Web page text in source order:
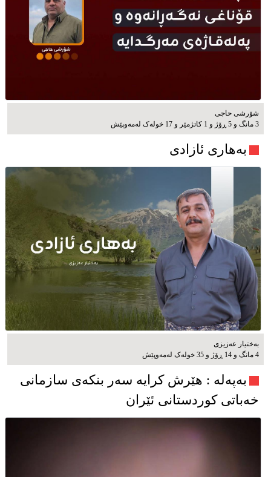
شۆرشی حاجی
3 مانگ و 5 ڕۆژ و 1 کاتژمێر و 17 خوله‌ک له‌مه‌وپێش‌
بەهاری ئازادی
بەختیار عەزیزی
4 مانگ و 14 ڕۆژ و 35 خوله‌ک له‌مه‌وپێش‌
به‌په‌له‌ : هێرش کرایە سەر بنکەی سازمانی
خەباتی کوردستانی ئێران